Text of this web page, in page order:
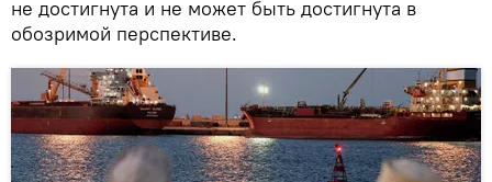
не достигнута и не может быть достигнута в
обозримой перспективе.